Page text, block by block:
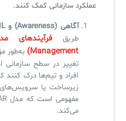
عملکرد سازمانی کمک کنند.
آگاهی (Awareness) و ITIL
طریق
Management) به‌طور
تغییر در سطح سازمانی
افراد و تیم‌ها درک
می‌کند.